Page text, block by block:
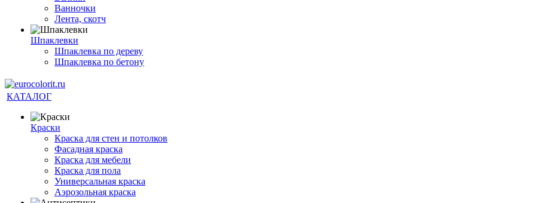
Ванночки
Лента, скотч
Шпаклевки
Шпаклевка по дереву
Шпаклевка по бетону
КАТАЛОГ
Краски
Краска для стен и потолков
Фасадная краска
Краска для мебели
Краска для пола
Универсальная краска
Аэрозольная краска